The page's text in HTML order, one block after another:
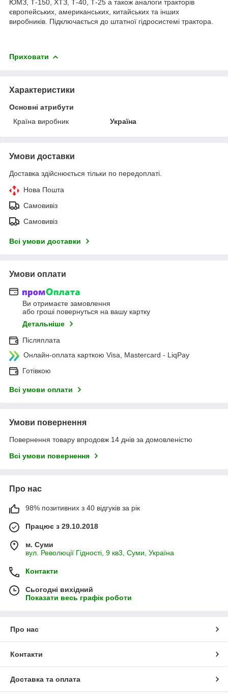
ЮМЗ, Т-150, ХТЗ, Т-40, Т-25 а також аналоги тракторів
європейських, американських, китайських та інших
виробників. Підключається до штатної гідросистемі трактора.
Приховати
Характеристики
Основні атрибути
Країна виробник
Україна
Умови доставки
Доставка здійснюється тільки по передоплаті.
Нова Пошта
Самовивіз
Самовивіз
Всі умови доставки
Умови оплати
Ви отримаєте замовлення
або гроші повернуться на вашу картку
Детальніше
Післяплата
Онлайн-оплата карткою Visa, Mastercard - LiqPay
Готівкою
Всі умови оплати
Умови повернення
Повернення товару впродовж 14 днів за домовленістю
Всі умови повернення
Про нас
98% позитивних з 40 відгуків за рік
Працює з 29.10.2018
м. Суми
вул. Революції Гідності, 9 кв3, Суми, Україна
Контакти
Сьогодні вихідний
Показати весь графік роботи
Про нас
Контакти
Доставка та оплата